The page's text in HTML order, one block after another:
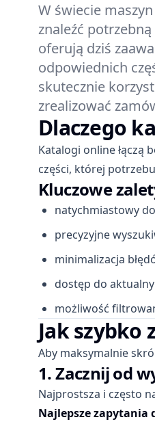
W świecie
znaleźć
oferują dziś
odpowiednich
skutecznie
zrealizować
Dlaczego
Katalogi online łączą
części, której
Kluczowe
natychmiastowy
precyzyjne
minimalizacja
dostęp do
możliwość
Jak
Aby maksymalnie
1. Zacznij od
Najprostsza i często
Najlepsze zapytania